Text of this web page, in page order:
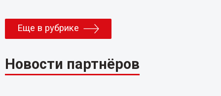
Еще в рубрике
Новости партнёров